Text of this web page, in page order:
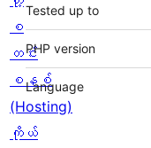
Tested up to
PHP version
Language
စ
တင်း
စနစ်
(Hosting)
ကိုယ်